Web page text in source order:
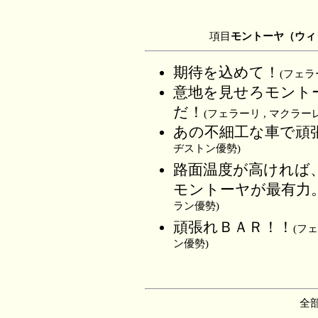
項目 モントーヤ（ウ
期待を込めて！ (フェラ
意地を見せろモン
だ！ (フェラーリ , マクラー
あの不細工な車で頑
ヂストン優勢)
路面温度が高ければ
モントーヤが最有力
ラン優勢)
頑張れＢＡＲ！！ (フ
ン優勢)
全